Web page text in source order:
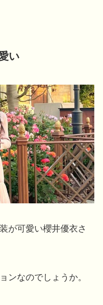
い
が可愛い櫻井優衣さ
ンなのでしょうか。